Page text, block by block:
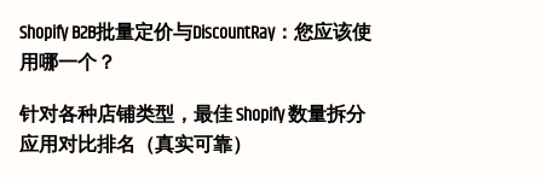
Shopify B2B批量定价与DiscountRay：您应该使
用哪一个？
针对各种店铺类型，最佳 Shopify 数量拆分
应用对比排名（真实可靠）